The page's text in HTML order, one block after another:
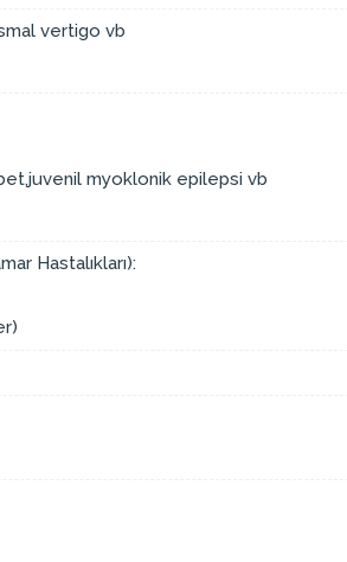
vertigo vb
myoklonik epilepsi vb
Hastalıkları):